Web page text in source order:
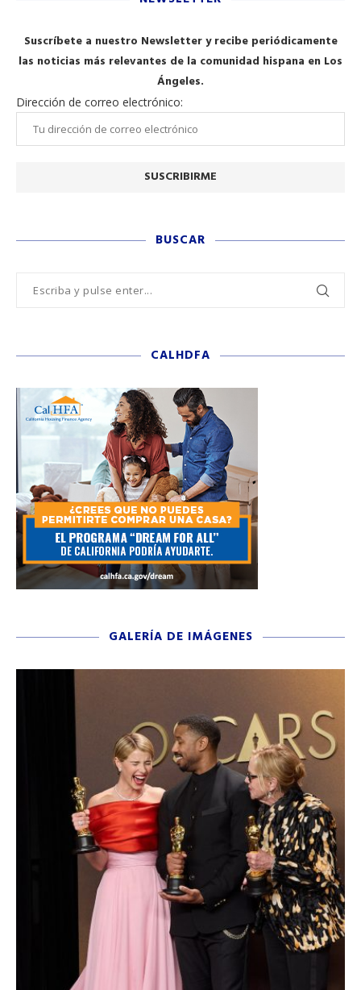
Suscríbete a nuestro Newsletter y recibe periódicamente
las noticias más relevantes de la comunidad hispana en Los
Ángeles.
Dirección de correo electrónico:
BUSCAR
CALHDFA
GALERÍA DE IMÁGENES